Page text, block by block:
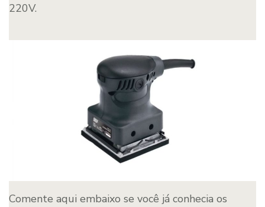
220V.
Comente aqui embaixo se você já conhecia os